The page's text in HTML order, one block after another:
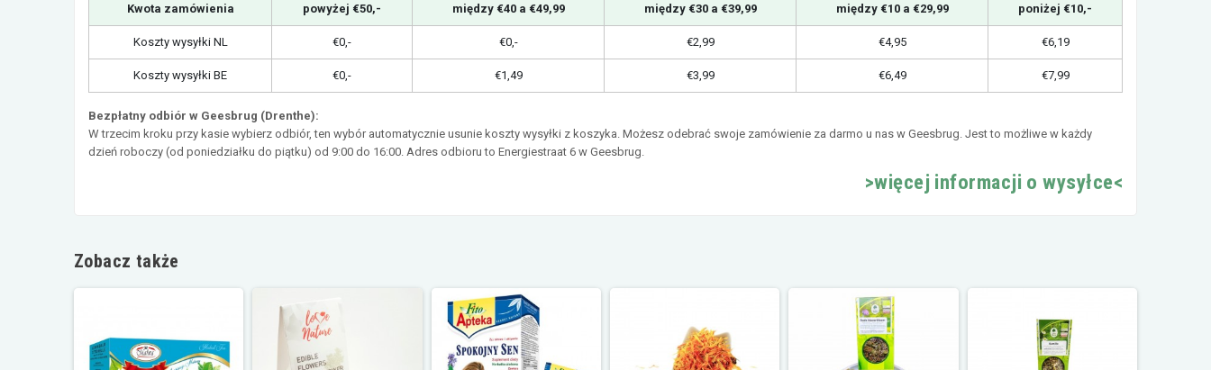
Kwota zamówienia powyżej €50,- między €40 a €49,99 między €30 a €39,99 między €10 a €29,99 poniżej €10,-
Koszty wysyłki NL €0,- €0,- €2,99 €4,95 €6,19
Koszty wysyłki BE €0,- €1,49 €3,99 €6,49 €7,99
Bezpłatny odbiór w Geesbrug (Drenthe):
W trzecim kroku przy kasie wybierz odbiór, ten wybór automatycznie usunie koszty wysyłki z koszyka. Możesz odebrać swoje zamówienie za darmo u nas w Geesbrug. Jest to możliwe w każdy
dzień roboczy (od poniedziałku do piątku) od 9:00 do 16:00. Adres odbioru to Energiestraat 6 w Geesbrug.
>więcej informacji o wysyłce<
Zobacz także